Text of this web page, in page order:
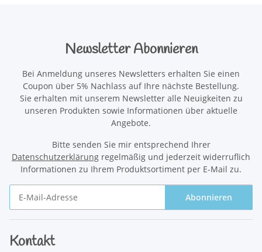
Newsletter Abonnieren
Bei Anmeldung unseres Newsletters erhalten Sie einen
Coupon über 5% Nachlass auf Ihre nächste Bestellung.
Sie erhalten mit unserem Newsletter alle Neuigkeiten zu
unseren Produkten sowie Informationen über aktuelle
Angebote.
Bitte senden Sie mir entsprechend Ihrer
Datenschutzerklärung regelmäßig und jederzeit widerruflich
Informationen zu Ihrem Produktsortiment per E-Mail zu.
Abonnieren
Kontakt